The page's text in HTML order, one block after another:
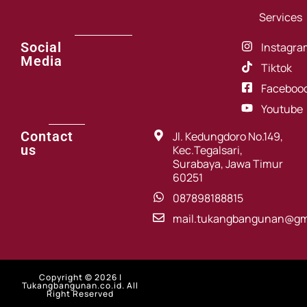
Services
Social
Media
Tiktok
Youtube
Contact
us
Jl. Kedungdoro No.149,
Kec.Tegalsari,
Surabaya, Jawa Timur
60251
087898188815
Copyright © 2026 |
Tukangbangunan.co.id. All
Right Reserved